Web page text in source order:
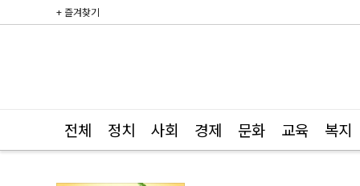
+ 즐겨찾기
전체 정치 사회 경제 문화 교육 복지